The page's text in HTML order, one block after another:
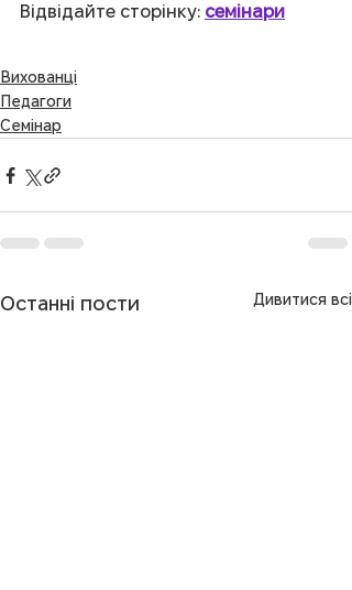
Відвідайте сторінку: семінари
Вихованці
Педагоги
Семінар
Останні пости Дивитися всі